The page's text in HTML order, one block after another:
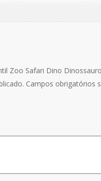
Zoo Safari Dino
Campos obrigatórios